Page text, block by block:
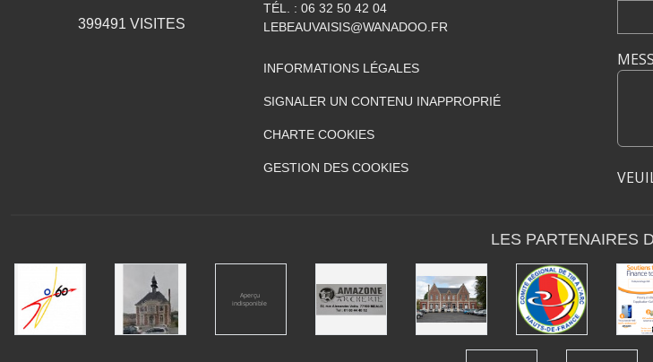
399491 VISITES
TÉL. : 06 32 50 42 04
LEBEAUVAISIS@WANADOO.FR
INFORMATIONS LÉGALES
SIGNALER UN CONTENU INAPPROPRIÉ
CHARTE COOKIES
GESTION DES COOKIES
LES PARTENAIRES